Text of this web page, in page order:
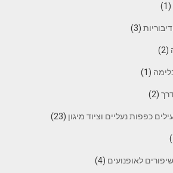
(1)
(3)
(2)
(1)
(2)
כפפות נעליים וציוד מיגון (23)
לאופנועים (4)